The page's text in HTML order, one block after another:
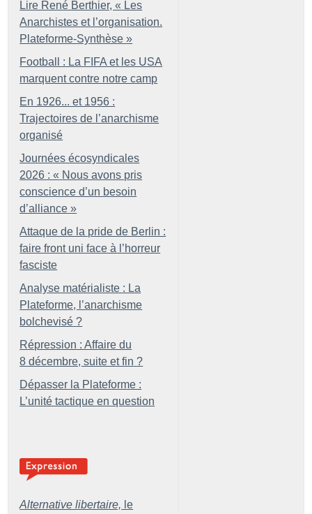
Lire René Berthier, « Les
Anarchistes et l’organisation.
Plateforme-Synthèse »
Football : La FIFA et les USA
marquent contre notre camp
En 1926... et 1956 :
Trajectoires de l’anarchisme
organisé
Journées écosyndicales
2026 : « Nous avons pris
conscience d’un besoin
d’alliance »
Attaque de la pride de Berlin :
faire front uni face à l’horreur
fasciste
Analyse matérialiste : La
Plateforme, l’anarchisme
bolchevisé ?
Répression : Affaire du
8 décembre, suite et fin ?
Dépasser la Plateforme :
L’unité tactique en question
Alternative libertaire, le